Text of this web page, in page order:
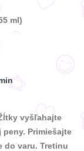
ml)
vyšľahajte
Primiešajte
do varu. Tretinu